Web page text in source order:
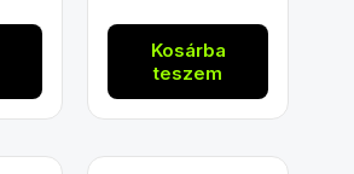
Kosárba
teszem